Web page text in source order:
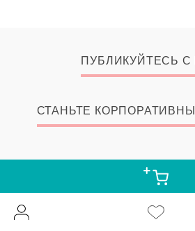
ПУБЛИКУЙТЕСЬ
СТАНЬТЕ
© 2026 Zangak Bookstore, all